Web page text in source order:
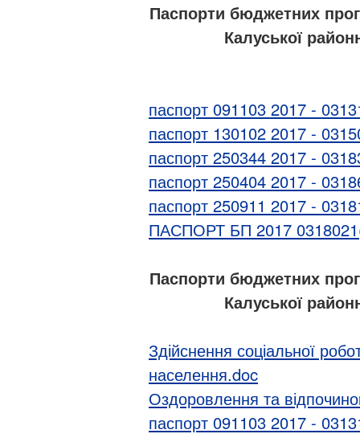
Паспорти бюджетних
Калуської
паспорт 091103 2017 -
паспорт 130102 2017 -
паспорт 250344 2017 -
паспорт 250404 2017 -
паспорт 250911 2017 -
ПАСПОРТ БП 2017
Паспорти бюджетних
Калуської
Здійснення соціальної
населення.doc
Оздоровлення та
паспорт 091103 2017 -